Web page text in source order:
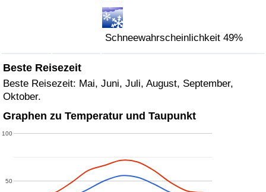
Schneewahrscheinlichkeit 49%
Beste Reisezeit
Beste Reisezeit: Mai, Juni, Juli, August, September,
Oktober.
Graphen zu Temperatur und Taupunkt
50
100